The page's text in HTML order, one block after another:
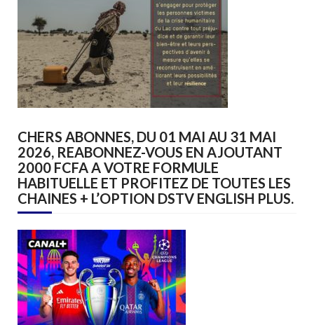
CHERS ABONNES, DU 01 MAI AU 31 MAI
2026, REABONNEZ-VOUS EN AJOUTANT
2000 FCFA A VOTRE FORMULE
HABITUELLE ET PROFITEZ DE TOUTES LES
CHAINES + L’OPTION DSTV ENGLISH PLUS.